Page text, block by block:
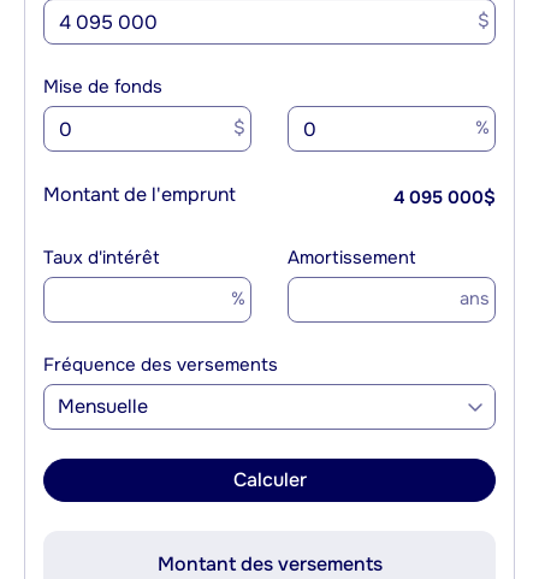
$
Mise de fonds
$ %
Montant de l'emprunt 4 095 000$
Taux d'intérêt
%
Amortissement
ans
Fréquence des versements
Mensuelle
Calculer
Montant des versements